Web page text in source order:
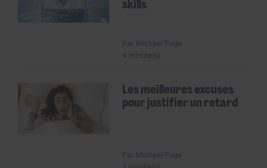
skills
Par Michael Page
4 minute(s)
Les meilleures excuses
pour justifier un retard
Par Michael Page